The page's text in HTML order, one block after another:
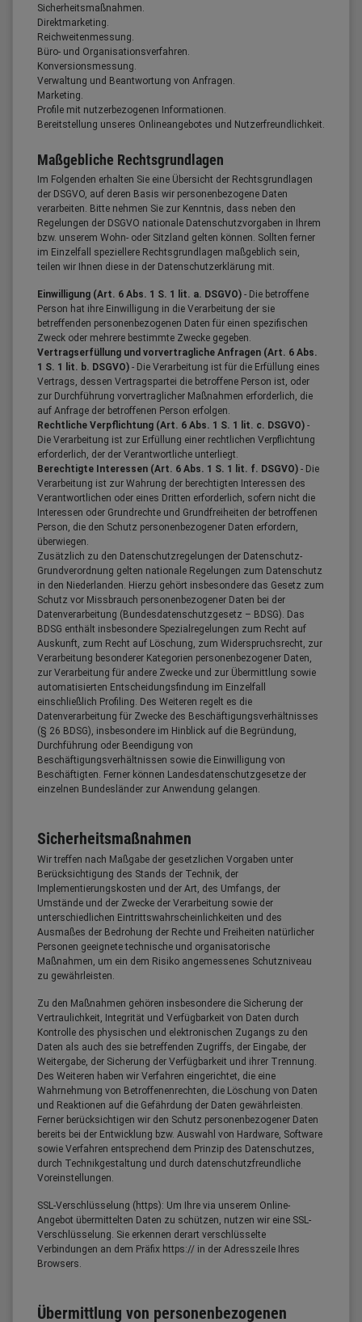
Sicherheitsmaßnahmen.
Direktmarketing.
Reichweitenmessung.
Büro- und Organisationsverfahren.
Konversionsmessung.
Verwaltung und Beantwortung von Anfragen.
Marketing.
Profile mit nutzerbezogenen Informationen.
Bereitstellung unseres Onlineangebotes und Nutzerfreundlichkeit.
Maßgebliche Rechtsgrundlagen
Im Folgenden erhalten Sie eine Übersicht der Rechtsgrundlagen
der DSGVO, auf deren Basis wir personenbezogene Daten
verarbeiten. Bitte nehmen Sie zur Kenntnis, dass neben den
Regelungen der DSGVO nationale Datenschutzvorgaben in Ihrem
bzw. unserem Wohn- oder Sitzland gelten können. Sollten ferner
im Einzelfall speziellere Rechtsgrundlagen maßgeblich sein,
teilen wir Ihnen diese in der Datenschutzerklärung mit.
Einwilligung (Art. 6 Abs. 1 S. 1 lit. a. DSGVO) - Die betroffene
Person hat ihre Einwilligung in die Verarbeitung der sie
betreffenden personenbezogenen Daten für einen spezifischen
Zweck oder mehrere bestimmte Zwecke gegeben.
Vertragserfüllung und vorvertragliche Anfragen (Art. 6 Abs.
1 S. 1 lit. b. DSGVO) - Die Verarbeitung ist für die Erfüllung eines
Vertrags, dessen Vertragspartei die betroffene Person ist, oder
zur Durchführung vorvertraglicher Maßnahmen erforderlich, die
auf Anfrage der betroffenen Person erfolgen.
Rechtliche Verpflichtung (Art. 6 Abs. 1 S. 1 lit. c. DSGVO) -
Die Verarbeitung ist zur Erfüllung einer rechtlichen Verpflichtung
erforderlich, der der Verantwortliche unterliegt.
Berechtigte Interessen (Art. 6 Abs. 1 S. 1 lit. f. DSGVO) - Die
Verarbeitung ist zur Wahrung der berechtigten Interessen des
Verantwortlichen oder eines Dritten erforderlich, sofern nicht die
Interessen oder Grundrechte und Grundfreiheiten der betroffenen
Person, die den Schutz personenbezogener Daten erfordern,
überwiegen.
Zusätzlich zu den Datenschutzregelungen der Datenschutz-
Grundverordnung gelten nationale Regelungen zum Datenschutz
in den Niederlanden. Hierzu gehört insbesondere das Gesetz zum
Schutz vor Missbrauch personenbezogener Daten bei der
Datenverarbeitung (Bundesdatenschutzgesetz – BDSG). Das
BDSG enthält insbesondere Spezialregelungen zum Recht auf
Auskunft, zum Recht auf Löschung, zum Widerspruchsrecht, zur
Verarbeitung besonderer Kategorien personenbezogener Daten,
zur Verarbeitung für andere Zwecke und zur Übermittlung sowie
automatisierten Entscheidungsfindung im Einzelfall
einschließlich Profiling. Des Weiteren regelt es die
Datenverarbeitung für Zwecke des Beschäftigungsverhältnisses
(§ 26 BDSG), insbesondere im Hinblick auf die Begründung,
Durchführung oder Beendigung von
Beschäftigungsverhältnissen sowie die Einwilligung von
Beschäftigten. Ferner können Landesdatenschutzgesetze der
einzelnen Bundesländer zur Anwendung gelangen.
Sicherheitsmaßnahmen
Wir treffen nach Maßgabe der gesetzlichen Vorgaben unter
Berücksichtigung des Stands der Technik, der
Implementierungskosten und der Art, des Umfangs, der
Umstände und der Zwecke der Verarbeitung sowie der
unterschiedlichen Eintrittswahrscheinlichkeiten und des
Ausmaßes der Bedrohung der Rechte und Freiheiten natürlicher
Personen geeignete technische und organisatorische
Maßnahmen, um ein dem Risiko angemessenes Schutzniveau
zu gewährleisten.
Zu den Maßnahmen gehören insbesondere die Sicherung der
Vertraulichkeit, Integrität und Verfügbarkeit von Daten durch
Kontrolle des physischen und elektronischen Zugangs zu den
Daten als auch des sie betreffenden Zugriffs, der Eingabe, der
Weitergabe, der Sicherung der Verfügbarkeit und ihrer Trennung.
Des Weiteren haben wir Verfahren eingerichtet, die eine
Wahrnehmung von Betroffenenrechten, die Löschung von Daten
und Reaktionen auf die Gefährdung der Daten gewährleisten.
Ferner berücksichtigen wir den Schutz personenbezogener Daten
bereits bei der Entwicklung bzw. Auswahl von Hardware, Software
sowie Verfahren entsprechend dem Prinzip des Datenschutzes,
durch Technikgestaltung und durch datenschutzfreundliche
Voreinstellungen.
SSL-Verschlüsselung (https): Um Ihre via unserem Online-
Angebot übermittelten Daten zu schützen, nutzen wir eine SSL-
Verschlüsselung. Sie erkennen derart verschlüsselte
Verbindungen an dem Präfix https:// in der Adresszeile Ihres
Browsers.
Übermittlung von personenbezogenen